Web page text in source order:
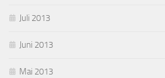
Juli 2013
Juni 2013
Mai 2013